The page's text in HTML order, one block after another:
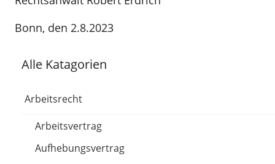
Bonn, den 2.8.2023
Alle Katagorien
Arbeitsrecht
Arbeitsvertrag
Aufhebungsvertrag